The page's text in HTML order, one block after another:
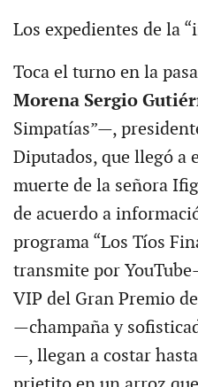
Los expedientes de la
Toca el turno en la
Morena Sergio
Simpatías”—,
Diputados, que llegó a
muerte de la señora
de acuerdo a
programa “Los Tíos
transmite por
VIP del Gran Premio
—champaña y
—, llegan a costar